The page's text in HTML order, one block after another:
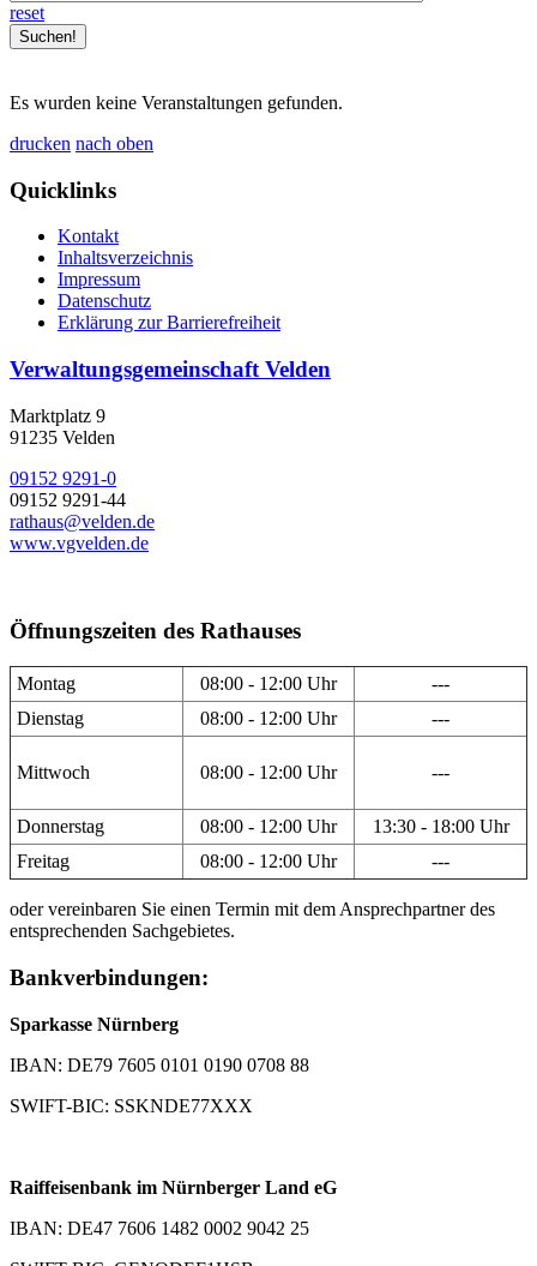
reset
Es wurden keine Veranstaltungen gefunden.
drucken nach oben
Quicklinks
Kontakt
Inhaltsverzeichnis
Impressum
Datenschutz
Erklärung zur Barrierefreiheit
Verwaltungsgemeinschaft Velden
Marktplatz 9
91235 Velden
09152 9291-0
09152 9291-44
rathaus@velden.de
www.vgvelden.de
Öffnungszeiten des Rathauses
Montag 08:00 - 12:00 Uhr
---
Dienstag
08:00 - 12:00 Uhr ---
Mittwoch 08:00 - 12:00 Uhr ---
Donnerstag 08:00 - 12:00 Uhr
13:30 - 18:00 Uhr
Freitag
08:00 - 12:00 Uhr ---
oder vereinbaren Sie einen Termin mit dem Ansprechpartner des
entsprechenden Sachgebietes.
Bankverbindungen:
Sparkasse Nürnberg
IBAN: DE79 7605 0101 0190 0708 88
SWIFT-BIC: SSKNDE77XXX
Raiffeisenbank im Nürnberger Land eG
IBAN: DE47 7606 1482 0002 9042 25